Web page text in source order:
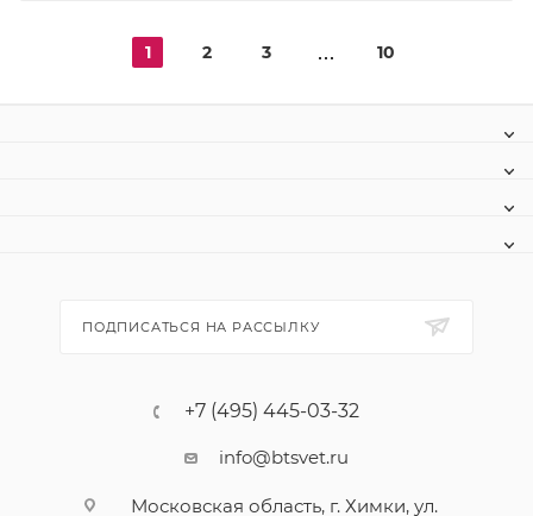
1 2 3 10
ПОДПИСАТЬСЯ НА РАССЫЛКУ
+7 (495) 445-03-32
info@btsvet.ru
Московская область, г. Химки, ул.